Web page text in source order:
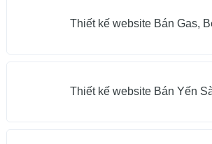
Thiết kế website Bán Gas,
Thiết kế website Bán Yến